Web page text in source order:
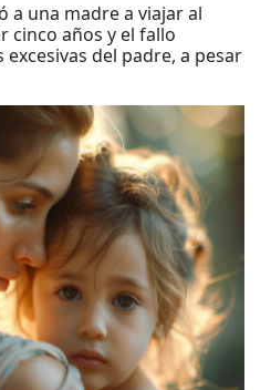
a una madre a viajar al
cinco años y el fallo
del padre, a pesar
cercano con la menor.